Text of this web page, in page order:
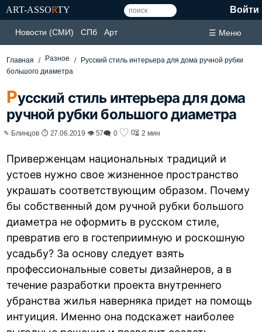
ART-ASSORTY Войти
Новости (СМИ) СПб Арт ☰ Меню
Главная Разное
Русский стиль интерьера для дома ручной рубки
большого диаметра
Русский стиль интерьера для дома
ручной рубки большого диаметра
✎ Блинцов ⏱ 27.06.2019 👁 57🗨 0 ♡ 0⏳ 2 мин
Приверженцам национальных традиций и
устоев нужно свое жизненное пространство
украшать соответствующим образом. Почему
бы собственный дом ручной рубки большого
диаметра не оформить в русском стиле,
превратив его в гостеприимную и роскошную
усадьбу? За основу следует взять
профессиональные советы дизайнеров, а в
течение разработки проекта внутреннего
убранства жилья наверняка придет на помощь
интуиция. Именно она подскажет наиболее